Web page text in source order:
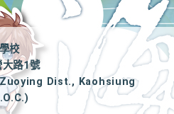
校
路1號
Dist., Kaohsiung